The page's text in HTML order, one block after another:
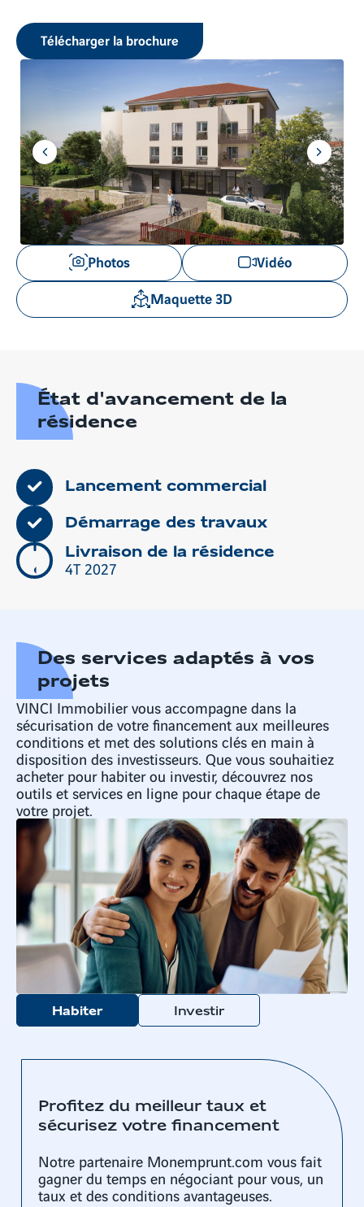
Télécharger la brochure
Aller
à
l'item
précédent
Aller
à
l'item
suivant
Voir
les
images
en
Photos
Vidéo
Maquette 3D
État d'avancement de la
résidence
Lancement commercial
Démarrage des travaux
Livraison de la résidence
4T 2027
Des services adaptés à vos
projets
VINCI Immobilier vous accompagne dans la
sécurisation de votre financement aux meilleures
conditions et met des solutions clés en main à
disposition des investisseurs. Que vous souhaitiez
acheter pour habiter ou investir, découvrez nos
outils et services en ligne pour chaque étape de
votre projet.
Habiter Investir
Profitez du meilleur taux et
sécurisez votre financement
Notre partenaire Monemprunt.com vous fait
gagner du temps en négociant pour vous, un
taux et des conditions avantageuses.